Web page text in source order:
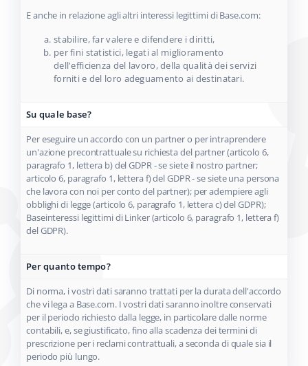
E anche in relazione agli altri interessi legittimi di Base.com:
stabilire, far valere e difendere i diritti,
per fini statistici, legati al miglioramento
dell'efficienza del lavoro, della qualità dei servizi
forniti e del loro adeguamento ai destinatari.
Su quale base?
Per eseguire un accordo con un partner o per intraprendere
un'azione precontrattuale su richiesta del partner (articolo 6,
paragrafo 1, lettera b) del GDPR - se siete il nostro partner;
articolo 6, paragrafo 1, lettera f) del GDPR - se siete una persona
che lavora con noi per conto del partner); per adempiere agli
obblighi di legge (articolo 6, paragrafo 1, lettera c) del GDPR);
Baseinteressi legittimi di Linker (articolo 6, paragrafo 1, lettera f)
del GDPR).
Per quanto tempo?
Di norma, i vostri dati saranno trattati per la durata dell'accordo
che vi lega a Base.com. I vostri dati saranno inoltre conservati
per il periodo richiesto dalla legge, in particolare dalle norme
contabili, e, se giustificato, fino alla scadenza dei termini di
prescrizione per i reclami contrattuali, a seconda di quale sia il
periodo più lungo.